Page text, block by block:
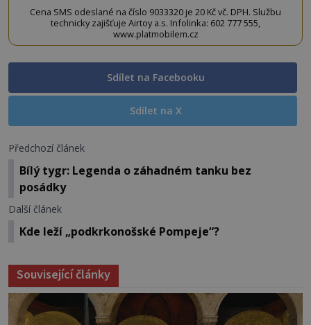
Cena SMS odeslané na číslo 9033320 je 20 Kč vč. DPH. Službu
technicky zajišťuje Airtoy a.s. Infolinka: 602 777 555,
www.platmobilem.cz
Sdílet na Facebooku
Sdílet na X
Předchozí článek
Bílý tygr: Legenda o záhadném tanku bez
posádky
Další článek
Kde leží „podkrkonošské Pompeje“?
Související články